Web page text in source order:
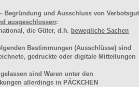
Begründung und Ausschluss von Verbotsgut
ausgeschlossen:
die Güter, d.h. bewegliche Sachen
Bestimmungen (Ausschlüsse) sind
gedruckte oder digitale Mitteilungen
sind Waren unter den
allerdings in PÄCKCHEN